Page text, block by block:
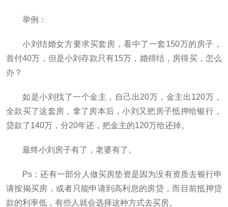
举例：
小刘结婚女方要求买套房，看中了一套150万的房子，
首付40万，但是小刘存款只有15万，婚得结，房得买，怎么
办？
如是小刘找了一个金主，自己出20万，金主出120万，
全款买了这套房，拿了房本后，小刘又把房子抵押给银行，
贷款了140万，分20年还，把金主的120万给还掉。
最终小刘房子有了，老婆有了。
Ps：还有一部分人做买房垫资是因为没有资质去银行申
请按揭买房，或者只能申请到高利息的房贷，而目前抵押贷
款的利率低，有些人就会选择这种方式去买房。